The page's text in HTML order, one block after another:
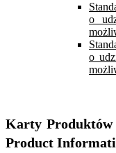
o
o
Karty Produktów
Product